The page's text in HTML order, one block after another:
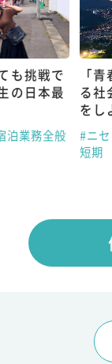
も挑戦で
の日本最
泊業務全般
「
る社
をし
#ニセ
短期